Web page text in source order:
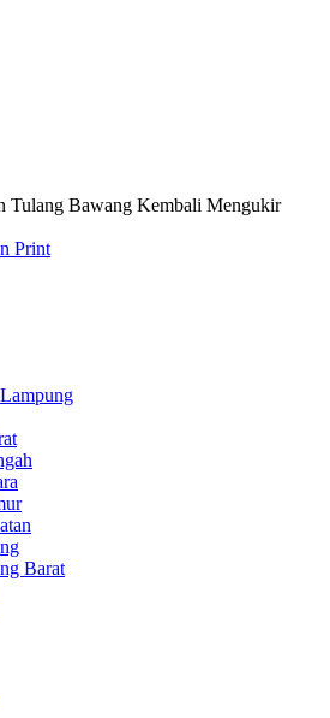
Tulang Bawang Kembali Mengukir
Print
Barat